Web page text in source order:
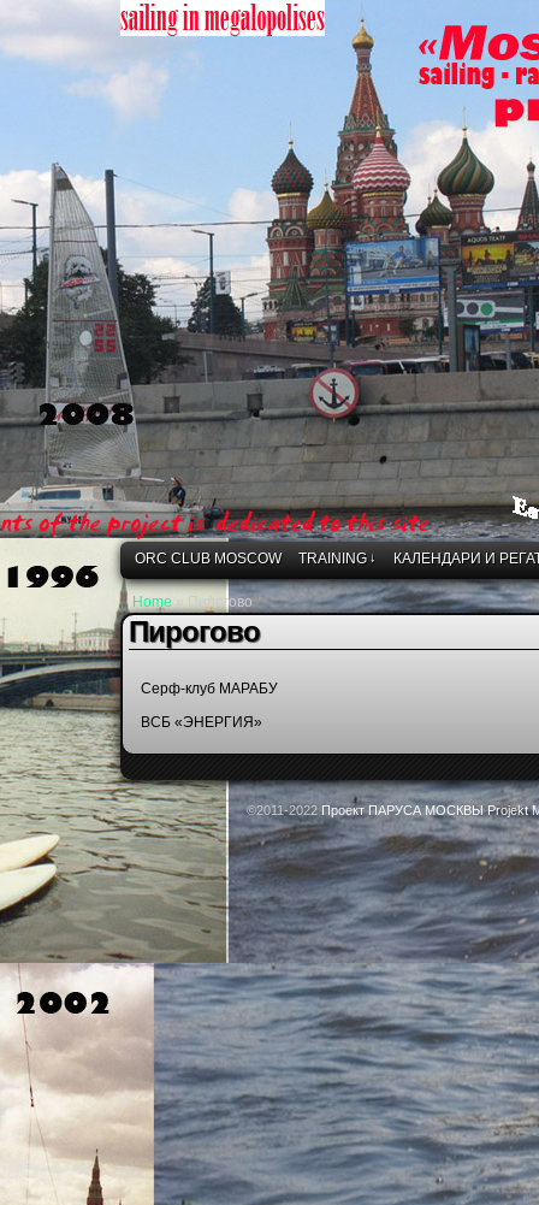
ORC CLUB MOSCOW TRAINING ↓ КАЛЕНДАРИ И
Home Пирогово
Пирогово
Серф-клуб МАРАБУ
ВСБ «ЭНЕРГИЯ»
©2011-2022 Проект ПАРУСА МОСКВЫ Projekt